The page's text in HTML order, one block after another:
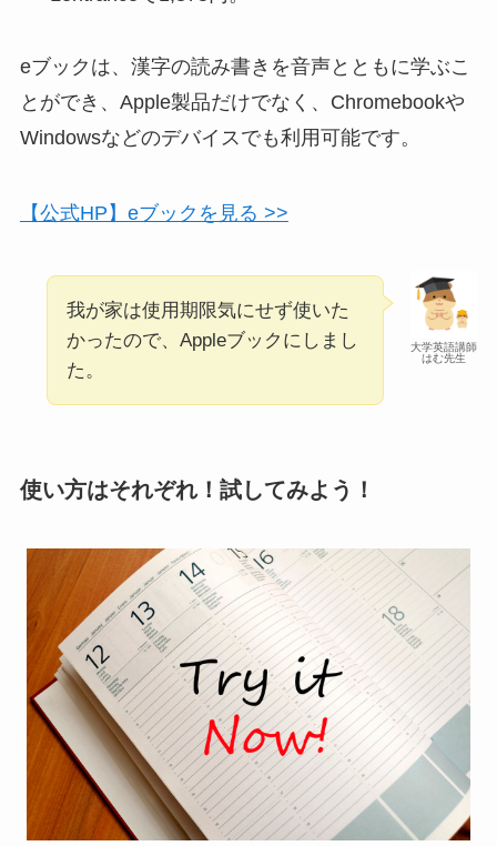
eブックは、漢字の読み書きを音声とともに学ぶこ
とができ、Apple製品だけでなく、Chromebookや
Windowsなどのデバイスでも利用可能です。
【公式HP】eブックを見る >>
大学英語講師
はむ先生
我が家は使用期限気にせず使いた
かったので、Appleブックにしまし
た。
使い方はそれぞれ！試してみよう！